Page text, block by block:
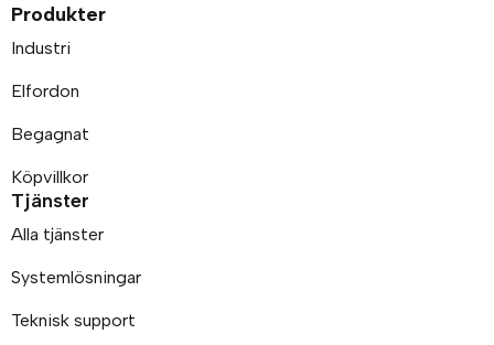
Produkter
Industri
Elfordon
Begagnat
Köpvillkor
Tjänster
Alla tjänster
Systemlösningar
Teknisk support